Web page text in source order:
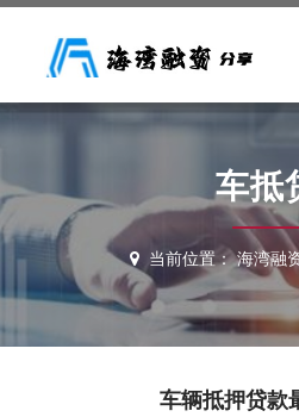
车抵
当前位置：海湾融
车辆抵押贷款